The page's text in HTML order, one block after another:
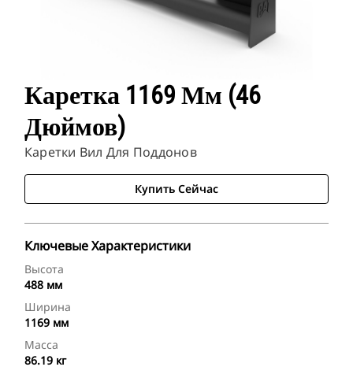
Каретка 1169 Мм (46
Дюймов)
Каретки Вил Для Поддонов
Купить Сейчас
Ключевые Характеристики
Высота
488 мм
Ширина
1169 мм
Масса
86.19 кг